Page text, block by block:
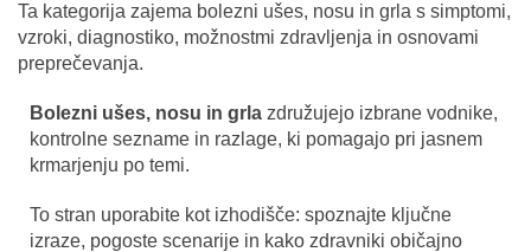
Ta kategorija zajema bolezni ušes, nosu in grla s simptomi,
vzroki, diagnostiko, možnostmi zdravljenja in osnovami
preprečevanja.
Bolezni ušes, nosu in grla združujejo izbrane vodnike,
kontrolne sezname in razlage, ki pomagajo pri jasnem
krmarjenju po temi.
To stran uporabite kot izhodišče: spoznajte ključne
izraze, pogoste scenarije in kako zdravniki običajno